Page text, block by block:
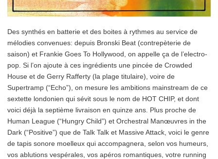
Des synthés en batterie et des boites à rythmes au service de
mélodies convenues: depuis Bronski Beat (contrepèterie de
saison) et Frankie Goes To Hollywood, on appelle ça de l’electro-
pop. Si l’on ajoute à ces ingrédients une pincée de Crowded
House et de Gerry Rafferty (la plage titulaire), voire de
Supertramp (“Echo”), on mesure les ambitions mainstream de ce
sextette londonien qui sévit sous le nom de HOT CHIP, et dont
voici déjà la septième livraison en quinze ans. Plus proche de
Human League (“Hungry Child”) et Orchestral Manœuvres in the
Dark (“Positive”) que de Talk Talk et Massive Attack, voici le genre
de tapis sonore moelleux qui accompagnera, selon vos humeurs,
vos ablutions vespérales, vos apéros romantiques, votre running